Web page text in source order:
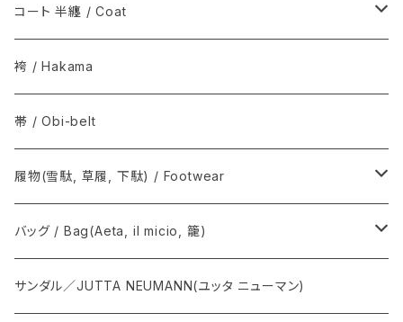
その他 / Others
シルクウール, ウール / Silk-wool, Wool
その他 / Others
ウールシルク / Wool-Silk
アルパカ / Alpaca
T-KIMONO / ティー キモノ
Graphpaper / グラフペーパー
The Inoue Brothers...
OUTDOOR KIMONO / アウトドア キモノ
T.T / ティーティー
NEAT / ニート
コート 半纏 / Coat
火消コート / 半纏
Norwegian Rain / ノルウェージャン レイン
COMOLI / コモリ
Graphpaper / グラフペーパー
袴 / Hakama
帯 / Obi-belt
履物(雪駄, 草履, 下駄) / Footwear
雪駄, 草履 / Setta, Zori
下駄 / Geta
バッグ / Bag(Aeta, il micio, 籠)
Aeta / アエタ, CHACOLI / チャコリ
サンダル／JUTTA NEUMANN(ユッタ ニューマン)